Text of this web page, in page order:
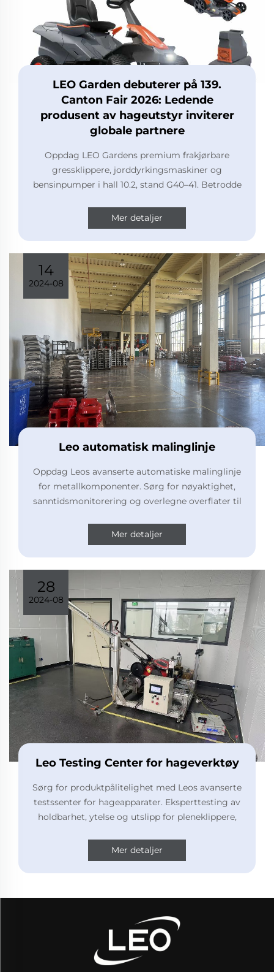
LEO Garden debuterer på 139.
Canton Fair 2026: Ledende
produsent av hageutstyr inviterer
globale partnere
Oppdag LEO Gardens premium frakjørbare
gressklippere, jorddyrkingsmaskiner og
bensinpumper i hall 10.2, stand G40–41. Betrodde
Guangzhou.
Mer detaljer
14
2024-08
Leo automatisk malinglinje
Oppdag Leos avanserte automatiske malinglinje
for metallkomponenter. Sørg for nøyaktighet,
sanntidsmonitorering og overlegne overflater til
Mer detaljer
28
2024-08
Leo Testing Center for hageverktøy
Sørg for produktpålitelighet med Leos avanserte
testssenter for hageapparater. Eksperttesting av
holdbarhet, ytelse og utslipp for pleneklippere,
Mer detaljer